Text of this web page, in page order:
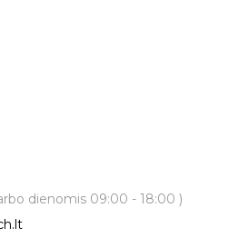
dienomis 09:00 - 18:00 )